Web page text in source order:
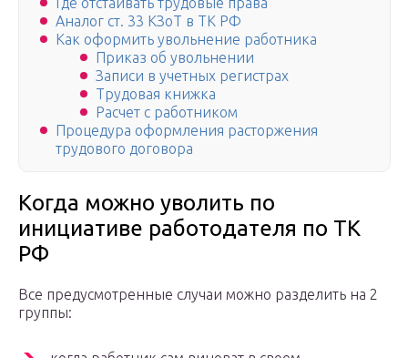
Аналог ст. 33 КЗоТ в ТК РФ
Как оформить увольнение работника
Приказ об увольнении
Записи в учетных регистрах
Трудовая книжка
Расчет с работником
Процедура оформления расторжения
трудового договора
Когда можно уволить по
инициативе работодателя по ТК
РФ
Все предусмотренные случаи можно разделить на 2
группы: